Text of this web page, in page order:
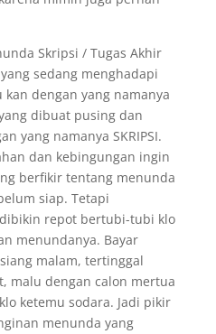
Skripsi / Tugas Akhir
sedang menghadapi
dengan yang namanya
yang dibuat pusing dan
yang namanya SKRIPSI.
dan kebingungan ingin
berfikir tentang menunda
siap. Tetapi
repot bertubi-tubi klo
menundanya. Bayar
malam, tertinggal
malu dengan calon mertua
ketemu sodara. Jadi pikir
menunda yang